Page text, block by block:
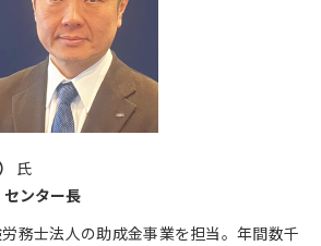
氏
ンター長
務士法人の助成金事業を担当。年間数千